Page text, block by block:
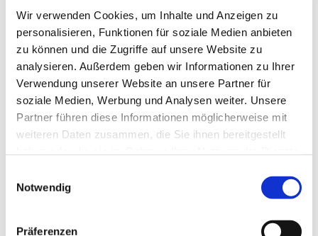
Wir verwenden Cookies, um Inhalte und Anzeigen zu
personalisieren, Funktionen für soziale Medien anbieten
zu können und die Zugriffe auf unsere Website zu
analysieren. Außerdem geben wir Informationen zu Ihrer
Verwendung unserer Website an unsere Partner für
soziale Medien, Werbung und Analysen weiter. Unsere
Partner führen diese Informationen möglicherweise mit
weiteren Daten zusammen, die Sie ihnen bereitgestellt
Notwendig
Präferenzen
Gemeindebrief